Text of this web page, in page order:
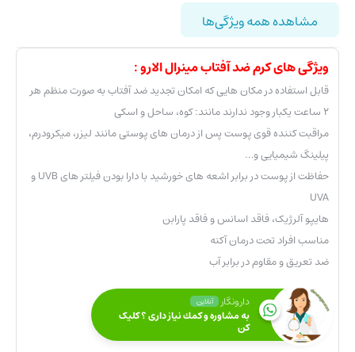
مشاهده همه ویژگی‌ها
ویژگی های کرم ضد آفتاب مینرال الارو :
قابل استفاده در مکان هایی که امکان تجدید ضد آفتاب به صورت منظم هر
۲ ساعت یکبار وجود ندارند مانند: کوه، ساحل و اسکی
مراقبت کننده قوی پوست پس از درمان های پوستی مانند لیزر، میکرودرم،
پیلینگ شیمیایی و…
حفاظت از پوست در برابر اشعه های خورشید با دارا بودن فیلتر های UVB و
UVA
هایپو آلرژیک، فاقد اسانس و فاقد پارابن
مناسب افراد تحت درمان آکنه
ضد تعریق و مقاوم در برابر آب
دارونگار آنلاین
به مشاوره و كمك نياز داری ؟ کلیک
کن